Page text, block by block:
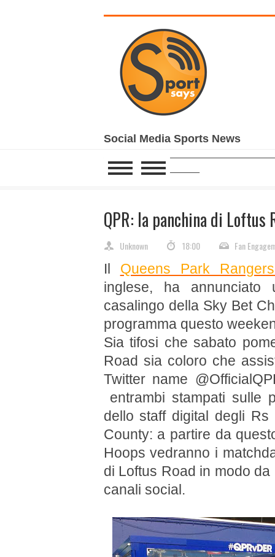
Social Media Sports News
__________________________
QPR: la panchina di Loftus
Unknown 18:00 Fan
Il Queens Park
inglese, ha
casalingo della Sky Bet
programma questo
Sia tifosi che sabato
Road sia coloro che
Twitter name
entrambi stampati sulle
dello staff digital degli
County: a partire da
Hoops vedranno i
di Loftus Road in modo
canali social.